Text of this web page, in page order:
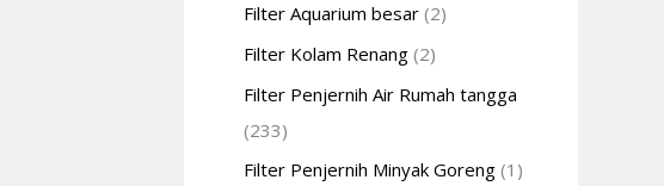
Filter Aquarium besar (2)
Filter Kolam Renang (2)
Filter Penjernih Air Rumah tangga
(233)
Filter Penjernih Minyak Goreng (1)